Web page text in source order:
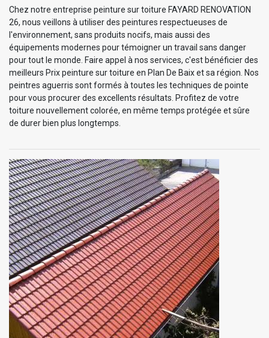
Chez notre entreprise peinture sur toiture FAYARD RENOVATION
26, nous veillons à utiliser des peintures respectueuses de
l'environnement, sans produits nocifs, mais aussi des
équipements modernes pour témoigner un travail sans danger
pour tout le monde. Faire appel à nos services, c'est bénéficier des
meilleurs Prix peinture sur toiture en Plan De Baix et sa région. Nos
peintres aguerris sont formés à toutes les techniques de pointe
pour vous procurer des excellents résultats. Profitez de votre
toiture nouvellement colorée, en même temps protégée et sûre
de durer bien plus longtemps.